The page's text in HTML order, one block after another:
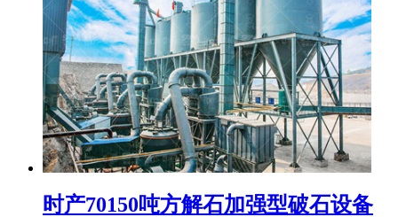
时产70150吨方解石加强型破石设备